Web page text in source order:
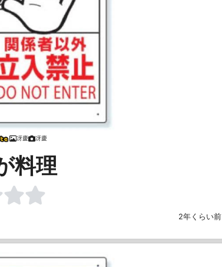
冴慶 冴慶
料理
2年くらい前